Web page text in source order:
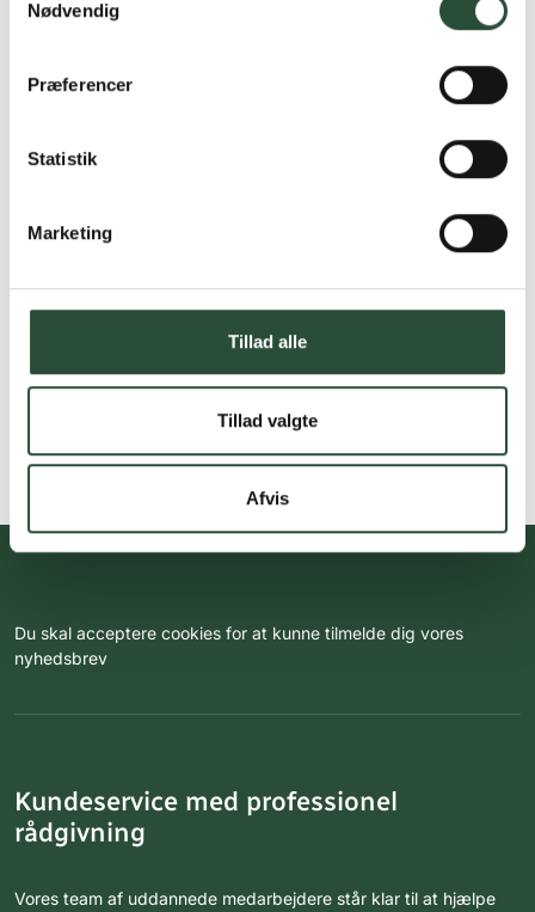
Nødvendig
Præferencer
Statistik
Marketing
Tillad alle
Tillad valgte
Afvis
Du skal acceptere cookies for at kunne tilmelde dig vores
nyhedsbrev
Kundeservice med professionel
rådgivning
Vores team af uddannede medarbejdere står klar til at hjælpe